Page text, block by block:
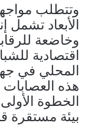
وتتطلب
الأبعاد تشمل
وخاضعة
اقتصادية
المحلي في
هذه العصابات
الخطوة
بيئة مستقرة